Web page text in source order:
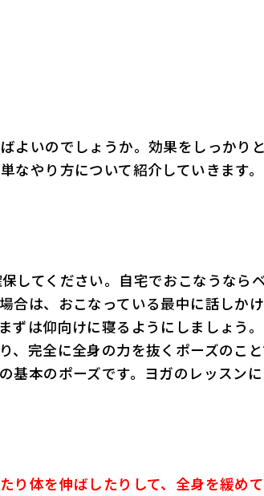
よいのでしょうか。効果をしっかり
なやり方について紹介していきます
してください。自宅でおこなうなら
合は、おこなっている最中に話しか
ずは仰向けに寝るようにしましょう
、完全に全身の力を抜くポーズのこ
基本のポーズです。ヨガのレッスン
り体を伸ばしたりして、全身を緩め